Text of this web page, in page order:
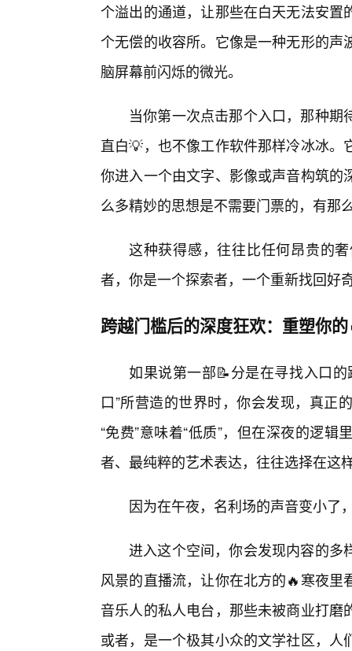
个溢出的通道，让那些在白天无法安
个无偿的收容所。它像是一种无形的
脑屏幕前闪烁的微光。
当你第一次点击那个入口，那种
直白💡，也不像工作软件那样冷冰冰
你进入一个由文字、影像或声音构筑
么多精妙的思想是不需要门票的，有那
这种获得感，往往比任何昂贵的
者，你是一个探索者，一个重新找回好
跨越门槛后的深度狂欢：重塑你
如果说第一部📝分是在寻找入口
口”所营造的世界时，你会发现，真正
“免费”意味着“低质”，但在深夜的逻
者、最纯粹的艺术表达，往往选择在这
因为在午夜，名利场的声音变小了
进入这个空间，你会发现内容的多
风景的直播流，让你在北方的🔥寒夜
音乐人的私人电台，那些未被商业打
或者，是一个极其小众的文学社区，